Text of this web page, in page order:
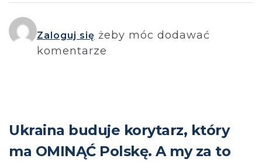
Zaloguj się żeby móc dodawać
komentarze
Ukraina buduje korytarz, który
ma OMINĄĆ Polskę. A my za to